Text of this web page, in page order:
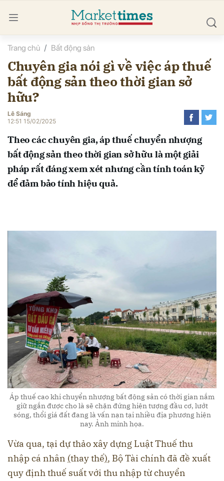
Trang chủ Bất động sản
Chuyên gia nói gì về việc áp thuế
bất động sản theo thời gian sở
hữu?
Lê Sáng
12:51 15/02/2025
Theo các chuyên gia, áp thuế chuyển nhượng
bất động sản theo thời gian sở hữu là một giải
pháp rất đáng xem xét nhưng cần tính toán kỹ
để đảm bảo tính hiệu quả.
Áp thuế cao khi chuyển nhượng bất động sản có thời gian nắm
giữ ngắn được cho là sẽ chặn đứng hiện tượng đầu cơ, lướt
sóng, thổi giá đất đang là vấn nạn tại nhiều địa phương hiện
nay. Ảnh minh họa.
Vừa qua, tại dự thảo xây dựng Luật Thuế thu
nhập cá nhân (thay thế), Bộ Tài chính đã đề xuất
quy định thuế suất với thu nhập từ chuyển
luận
Hủy